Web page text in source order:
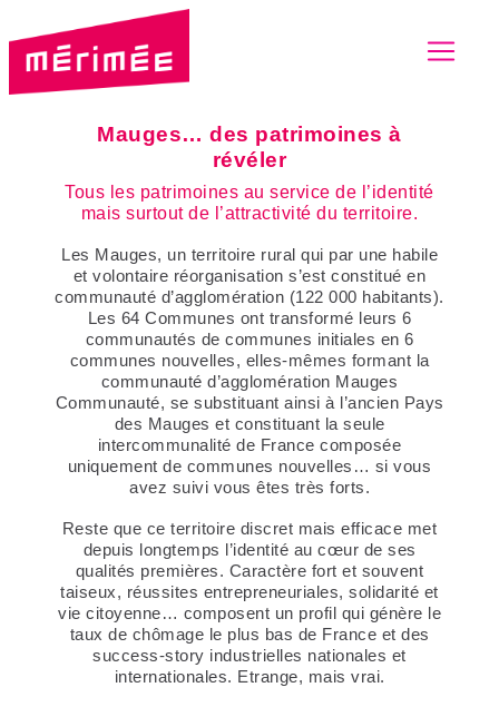
Mauges… des patrimoines à
révéler
Tous les patrimoines au service de l’identité
mais surtout de l’attractivité du territoire.
Les Mauges, un territoire rural qui par une habile
et volontaire réorganisation s’est constitué en
communauté d’agglomération (122 000 habitants).
Les 64 Communes ont transformé leurs 6
communautés de communes initiales en 6
communes nouvelles, elles-mêmes formant la
communauté d’agglomération Mauges
Communauté, se substituant ainsi à l’ancien Pays
des Mauges et constituant la seule
intercommunalité de France composée
uniquement de communes nouvelles… si vous
avez suivi vous êtes très forts.
Reste que ce territoire discret mais efficace met
depuis longtemps l’identité au cœur de ses
qualités premières. Caractère fort et souvent
taiseux, réussites entrepreneuriales, solidarité et
vie citoyenne… composent un profil qui génère le
taux de chômage le plus bas de France et des
success-story industrielles nationales et
internationales. Etrange, mais vrai.